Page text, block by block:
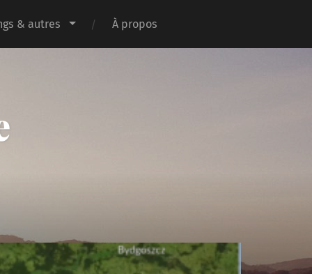
& autres À propos